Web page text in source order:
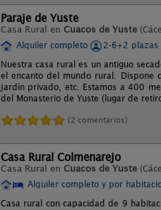
Paraje de Yuste
Casa Rural en Cuacos de Yuste
Alquiler completo
2-6+2 plazas
Nuestra casa rural es un antiguo
el encanto del mundo rural. Dispone
jardín privado, etc. Estamos a 400
del Monasterio de Yuste (lugar de
(2 comentarios)
Casa Rural Colmenarejo
Casa Rural en Cuacos de Yuste
Alquiler completo y por
Casa rural con capacidad de 9